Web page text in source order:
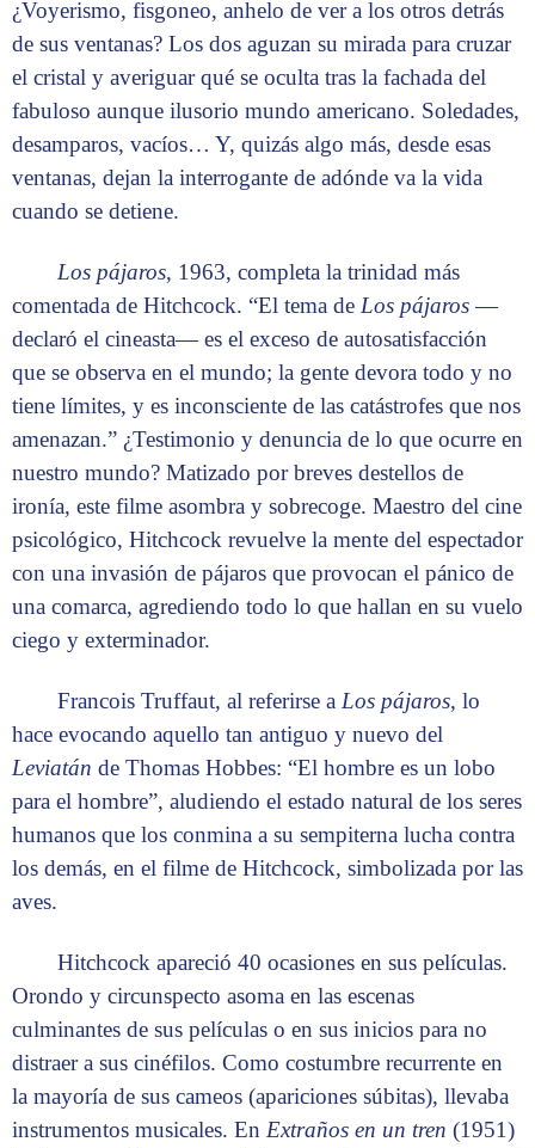
¿Voyerismo, fisgoneo, anhelo de ver a los otros detrás
de sus ventanas? Los dos aguzan su mirada para cruzar
el cristal y averiguar qué se oculta tras la fachada del
fabuloso aunque ilusorio mundo americano. Soledades,
desamparos, vacíos… Y, quizás algo más, desde esas
ventanas, dejan la interrogante de adónde va la vida
cuando se detiene.
Los pájaros, 1963, completa la trinidad más
comentada de Hitchcock. “El tema de Los pájaros—
declaró el cineasta— es el exceso de autosatisfacción
que se observa en el mundo; la gente devora todo y no
tiene límites, y es inconsciente de las catástrofes que nos
amenazan.” ¿Testimonio y denuncia de lo que ocurre en
nuestro mundo? Matizado por breves destellos de
ironía, este filme asombra y sobrecoge. Maestro del cine
psicológico, Hitchcock revuelve la mente del espectador
con una invasión de pájaros que provocan el pánico de
una comarca, agrediendo todo lo que hallan en su vuelo
ciego y exterminador.
Francois Truffaut, al referirse a Los pájaros, lo
hace evocando aquello tan antiguo y nuevo del
Leviatán de Thomas Hobbes: “El hombre es un lobo
para el hombre”, aludiendo el estado natural de los seres
humanos que los conmina a su sempiterna lucha contra
los demás, en el filme de Hitchcock, simbolizada por las
aves.
Hitchcock apareció 40 ocasiones en sus películas.
Orondo y circunspecto asoma en las escenas
culminantes de sus películas o en sus inicios para no
distraer a sus cinéfilos. Como costumbre recurrente en
la mayoría de sus cameos (apariciones súbitas), llevaba
instrumentos musicales. En Extraños en un tren (1951)